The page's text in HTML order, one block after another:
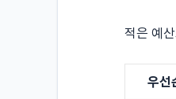
적은 예
우선